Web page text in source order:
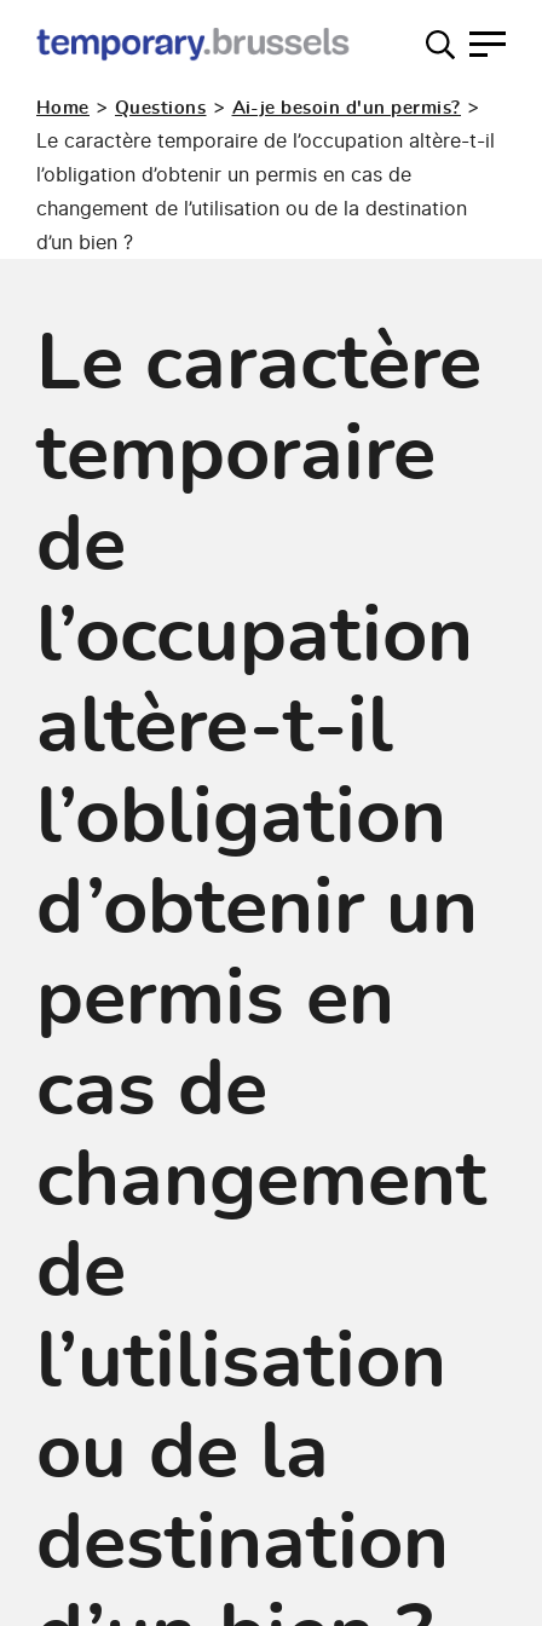
occupation
Home > Questions > Ai-je besoin d'un permis? >
Le caractère temporaire de l’occupation altère-t-il
l’obligation d’obtenir un permis en cas de
changement de l’utilisation ou de la destination
d’un bien ?
Le caractère
temporaire
de
l’occupation
altère-t-il
l’obligation
d’obtenir un
permis en
cas de
changement
de
l’utilisation
ou de la
destination